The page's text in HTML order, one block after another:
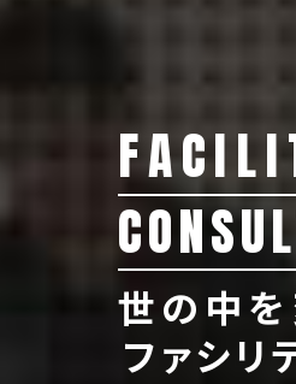
世の中
ファシリ